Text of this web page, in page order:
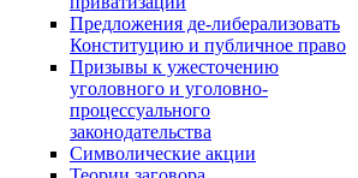
Предложения де-либерализовать
Конституцию и публичное право
Призывы к ужесточению
уголовного и уголовно-
процессуального
законодательства
Символические акции